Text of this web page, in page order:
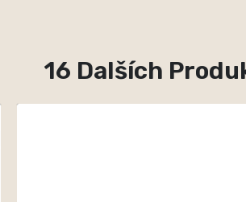
16 Dalších